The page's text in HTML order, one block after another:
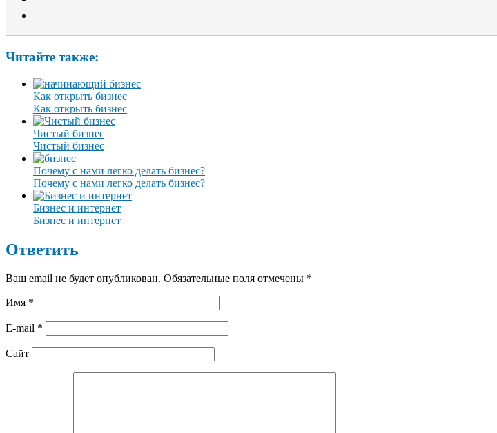
Читайте также:
Как открыть бизнес
Как открыть бизнес
Чистый бизнес
Чистый бизнес
Почему с нами легко делать бизнес?
Почему с нами легко делать бизнес?
Бизнес и интернет
Бизнес и интернет
Ответить
Ваш email не будет опубликован. Обязательные поля отмечены *
Имя *
E-mail *
Сайт